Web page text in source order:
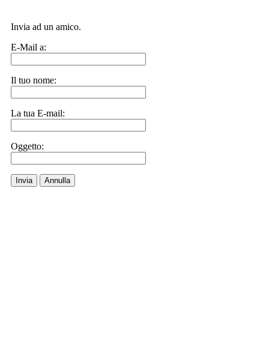
Invia ad un amico.
E-Mail a:
Il tuo nome:
La tua E-mail:
Oggetto:
Invia Annulla